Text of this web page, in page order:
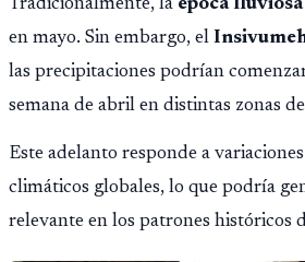
en mayo. Sin embargo, el
las precipitaciones podrían
semana de abril en distintas zonas
Este adelanto responde a
climáticos globales, lo que podría
relevante en los patrones históricos